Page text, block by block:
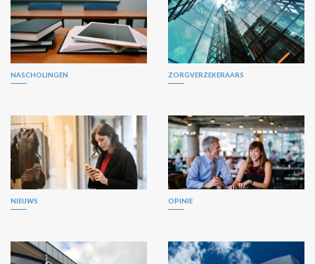
NASCHOLINGEN ZORGVERZEKERAARS
NIEUWS OPINIE